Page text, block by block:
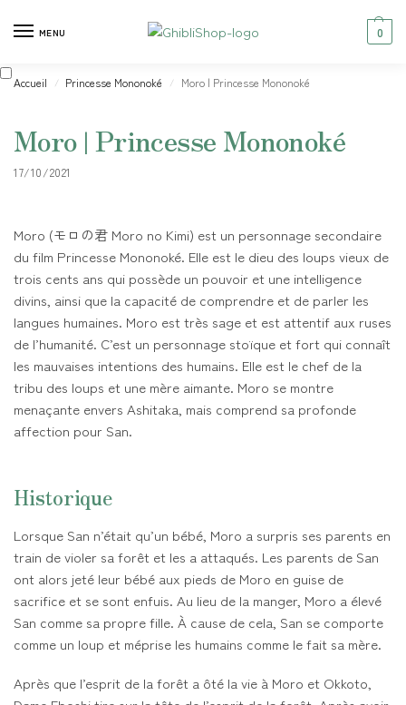
MENU 0
Accueil / Princesse Mononoké / Moro | Princesse Mononoké
Moro | Princesse Mononoké
17/10/2021
Moro (モロの君 Moro no Kimi) est un personnage secondaire
du film Princesse Mononoké. Elle est le dieu des loups vieux de
trois cents ans qui possède un pouvoir et une intelligence
divins, ainsi que la capacité de comprendre et de parler les
langues humaines. Moro est très sage et est attentif aux ruses
de l’humanité. C’est un personnage stoïque et fort qui connaît
les mauvaises intentions des humains. Elle est le chef de la
tribu des loups et une mère aimante. Moro se montre
menaçante envers Ashitaka, mais comprend sa profonde
affection pour San.
Historique
Lorsque San n’était qu’un bébé, Moro a surpris ses parents en
train de violer sa forêt et les a attaqués. Les parents de San
ont alors jeté leur bébé aux pieds de Moro en guise de
sacrifice et se sont enfuis. Au lieu de la manger, Moro a élevé
San comme sa propre fille. À cause de cela, San se comporte
comme un loup et méprise les humains comme le fait sa mère.
Après que l’esprit de la forêt a ôté la vie à Moro et Okkoto,